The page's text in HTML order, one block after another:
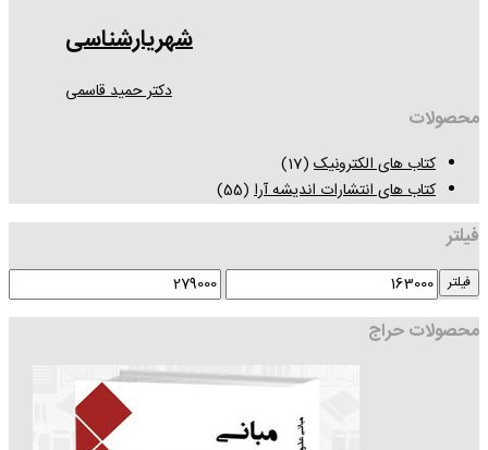
شهریارشناسی
دکتر حمید قاسمی
محصولات
کتاب های الکترونیک (17)
کتاب های انتشارات اندیشه آرا (55)
فیلتر
فیلتر
محصولات حراج